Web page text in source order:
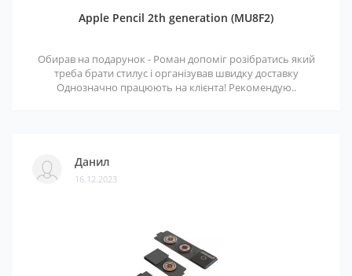
Apple Pencil 2th generation (MU8F2)
Обирав на подарунок - Роман допоміг розібратись який
треба брати стилус і організував швидку доставку
Однозначно працюють на клієнта! Рекомендую..
Данил
16.12.2023